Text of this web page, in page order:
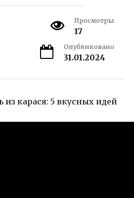
Просмотры
17
Опубликовано
31.01.2024